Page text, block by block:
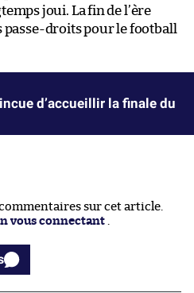
joui. La fin de l’ère
passe-droits pour le football
d’accueillir la finale du
sur cet article.
vous connectant